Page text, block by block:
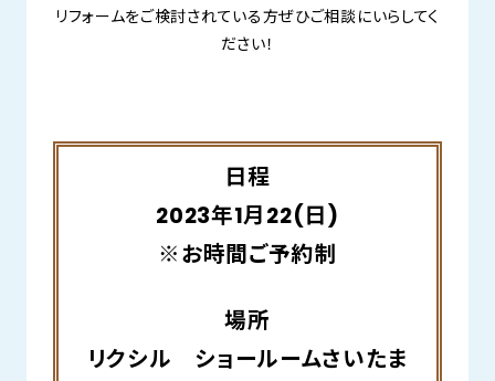
リフォームをご検討されている方ぜひご相談にいらしてく
ださい！
日程
2023年1月22(日)
※お時間ご予約制
場所
リクシル ショールームさいたま